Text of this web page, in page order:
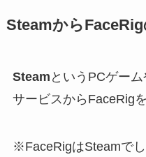
Steamから
Steam というPCゲー
サービスからFaceRig
※FaceRigはSteamでし